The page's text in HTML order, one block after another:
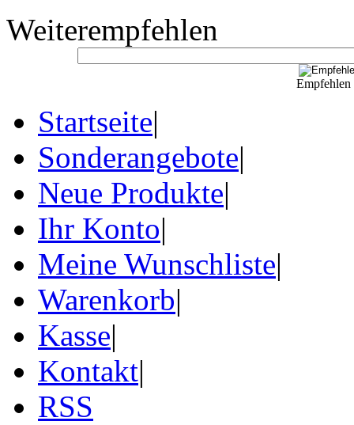
Weiterempfehlen
Empfehlen
Startseite|
Sonderangebote|
Neue Produkte|
Ihr Konto|
Meine Wunschliste|
Warenkorb|
Kasse|
Kontakt|
RSS